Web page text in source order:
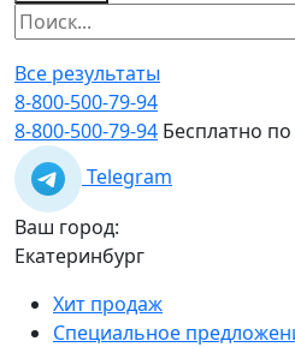
Все результаты
8-800-500-79-94
8-800-500-79-94 Бесплатно
Telegram
Ваш город:
Екатеринбург
Хит продаж
Специальное